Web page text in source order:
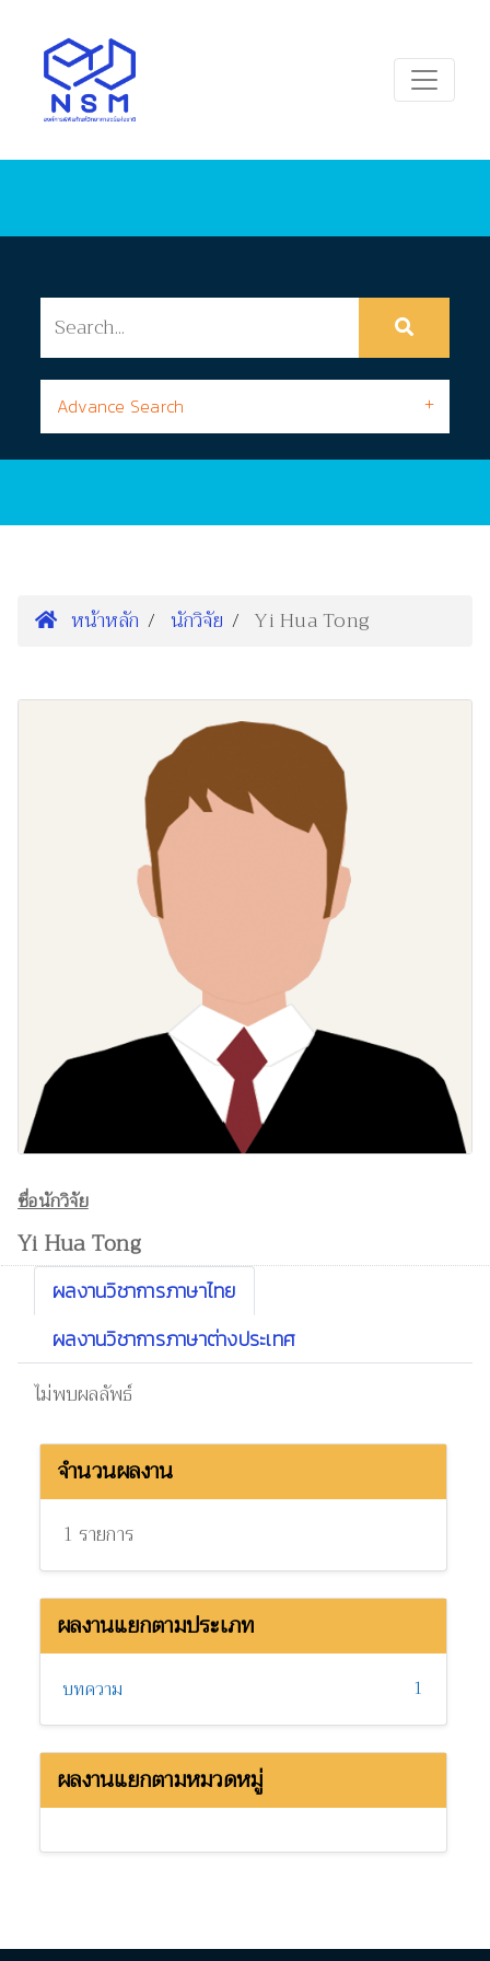
Advance Search
หน้าหลัก นักวิจัย Yi Hua Tong
ชื่อนักวิจัย
Yi Hua Tong
ผลงานวิชาการภาษาไทย
ผลงานวิชาการภาษาต่างประเทศ
ไม่พบผลลัพธ์
จำนวนผลงาน
1 รายการ
ผลงานแยกตามประเภท
บทความ 1
ผลงานแยกตามหมวดหมู่